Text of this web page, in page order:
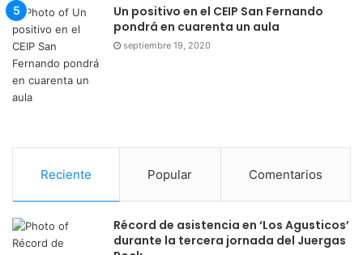
Un positivo en el CEIP San Fernando
pondrá en cuarenta un aula
septiembre 19, 2020
Reciente Popular Comentarios
Récord de asistencia en ‘Los Agusticos’
durante la tercera jornada del Juergas